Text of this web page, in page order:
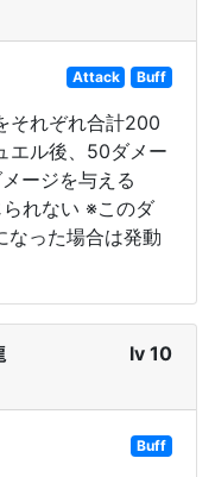
Attack Buff
それぞれ合計200
エル後、50ダメー
ージを与える
れない ※このダ
なった場合は発動
lv 10
Buff